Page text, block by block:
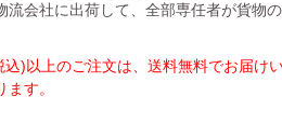
会社に出荷して、全部専任者が貨物
)以上のご注文は、送料無料でお届けい
す。